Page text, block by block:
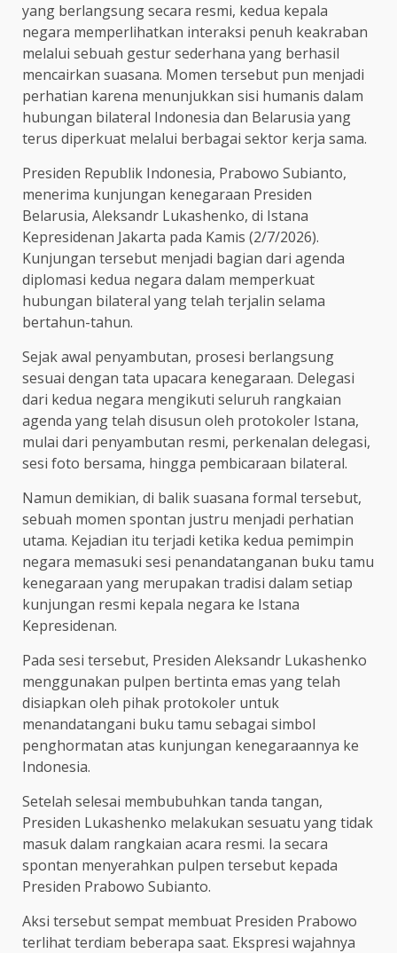
yang berlangsung secara resmi, kedua kepala
negara memperlihatkan interaksi penuh keakraban
melalui sebuah gestur sederhana yang berhasil
mencairkan suasana. Momen tersebut pun menjadi
perhatian karena menunjukkan sisi humanis dalam
hubungan bilateral Indonesia dan Belarusia yang
terus diperkuat melalui berbagai sektor kerja sama.
Presiden Republik Indonesia, Prabowo Subianto,
menerima kunjungan kenegaraan Presiden
Belarusia, Aleksandr Lukashenko, di Istana
Kepresidenan Jakarta pada Kamis (2/7/2026).
Kunjungan tersebut menjadi bagian dari agenda
diplomasi kedua negara dalam memperkuat
hubungan bilateral yang telah terjalin selama
bertahun-tahun.
Sejak awal penyambutan, prosesi berlangsung
sesuai dengan tata upacara kenegaraan. Delegasi
dari kedua negara mengikuti seluruh rangkaian
agenda yang telah disusun oleh protokoler Istana,
mulai dari penyambutan resmi, perkenalan delegasi,
sesi foto bersama, hingga pembicaraan bilateral.
Namun demikian, di balik suasana formal tersebut,
sebuah momen spontan justru menjadi perhatian
utama. Kejadian itu terjadi ketika kedua pemimpin
negara memasuki sesi penandatanganan buku tamu
kenegaraan yang merupakan tradisi dalam setiap
kunjungan resmi kepala negara ke Istana
Kepresidenan.
Pada sesi tersebut, Presiden Aleksandr Lukashenko
menggunakan pulpen bertinta emas yang telah
disiapkan oleh pihak protokoler untuk
menandatangani buku tamu sebagai simbol
penghormatan atas kunjungan kenegaraannya ke
Indonesia.
Setelah selesai membubuhkan tanda tangan,
Presiden Lukashenko melakukan sesuatu yang tidak
masuk dalam rangkaian acara resmi. Ia secara
spontan menyerahkan pulpen tersebut kepada
Presiden Prabowo Subianto.
Aksi tersebut sempat membuat Presiden Prabowo
terlihat terdiam beberapa saat. Ekspresi wajahnya